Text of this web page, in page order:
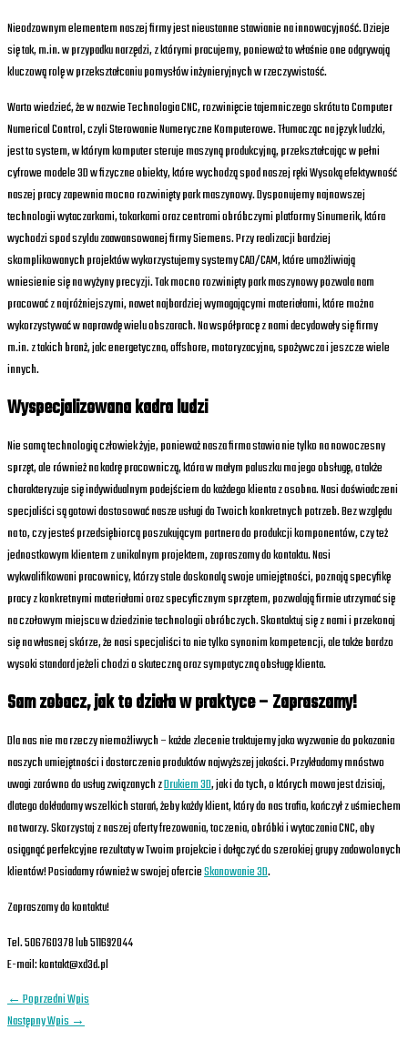
Nieodzownym elementem naszej firmy jest nieustanne stawianie na innowacyjność. Dzieje
się tak, m.in. w przypadku narzędzi, z którymi pracujemy, ponieważ to właśnie one odgrywają
kluczową rolę w przekształcaniu pomysłów inżynieryjnych w rzeczywistość.
Warto wiedzieć, że w nazwie Technologia CNC, rozwinięcie tajemniczego skrótu to Computer
Numerical Control, czyli Sterowanie Numeryczne Komputerowe. Tłumacząc na język ludzki,
jest to system, w którym komputer steruje maszyną produkcyjną, przekształcając w pełni
cyfrowe modele 3D w fizyczne obiekty, które wychodzą spod naszej ręki Wysoką efektywność
naszej pracy zapewnia mocno rozwinięty park maszynowy. Dysponujemy najnowszej
technologii wytaczarkami, tokarkami oraz centrami obróbczymi platformy Sinumerik, która
wychodzi spod szyldu zaawansowanej firmy Siemens. Przy realizacji bardziej
skomplikowanych projektów wykorzystujemy systemy CAD/CAM, które umożliwiają
wniesienie się na wyżyny precyzji. Tak mocno rozwinięty park maszynowy pozwala nam
pracować z najróżniejszymi, nawet najbardziej wymagającymi materiałami, które można
wykorzystywać w naprawdę wielu obszarach. Na współpracę z nami decydowały się firmy
m.in. z takich branż, jak: energetyczna, offshore, motoryzacyjna, spożywcza i jeszcze wiele
innych.
Wyspecjalizowana kadra ludzi
Nie samą technologią człowiek żyje, ponieważ nasza firma stawia nie tylko na nowoczesny
sprzęt, ale również na kadrę pracowniczą, która w małym paluszku ma jego obsługę, a także
charakteryzuje się indywidualnym podejściem do każdego klienta z osobna. Nasi doświadczeni
specjaliści są gotowi dostosować nasze usługi do Twoich konkretnych potrzeb. Bez względu
na to, czy jesteś przedsiębiorcą poszukującym partnera do produkcji komponentów, czy też
jednostkowym klientem z unikalnym projektem, zapraszamy do kontaktu. Nasi
wykwalifikowani pracownicy, którzy stale doskonalą swoje umiejętności, poznają specyfikę
pracy z konkretnymi materiałami oraz specyficznym sprzętem, pozwalają firmie utrzymać się
na czołowym miejscu w dziedzinie technologii obróbczych. Skontaktuj się z nami i przekonaj
się na własnej skórze, że nasi specjaliści to nie tylko synonim kompetencji, ale także bardzo
wysoki standard jeżeli chodzi o skuteczną oraz sympatyczną obsługę klienta.
Sam zobacz, jak to działa w praktyce – Zapraszamy!
Dla nas nie ma rzeczy niemożliwych – każde zlecenie traktujemy jako wyzwanie do pokazania
naszych umiejętności i dostarczenia produktów najwyższej jakości. Przykładamy mnóstwo
uwagi zarówno do usług związanych zDrukiem 3D, jak i do tych, o których mowa jest dzisiaj,
dlatego dokładamy wszelkich starań, żeby każdy klient, który do nas trafia, kończył z uśmiechem
na twarzy. Skorzystaj z naszej oferty frezowania, toczenia, obróbki i wytaczania CNC, aby
osiągnąć perfekcyjne rezultaty w Twoim projekcie i dołączyć do szerokiej grupy zadowolonych
klientów! Posiadamy również w swojej ofercieSkanowanie 3D.
Zapraszamy do kontaktu!
Tel. 506760378 lub 511692044
E-mail: kontakt@xd3d.pl
←Poprzedni Wpis
Następny Wpis→